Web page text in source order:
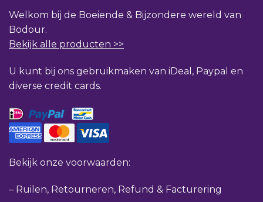
Welkom bij de Boeiende & Bijzondere wereld van
Bodour.
Bekijk alle producten >>
U kunt bij ons gebruikmaken van iDeal, Paypal en
diverse credit cards.
Bekijk onze voorwaarden:
– Ruilen, Retourneren, Refund & Facturering